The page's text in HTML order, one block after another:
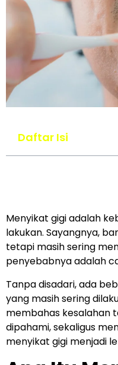
Daftar Isi
Menyikat gigi adalah
lakukan. Sayangnya,
tetapi masih sering
penyebabnya adalah
Tanpa disadari, ada
yang masih sering
membahas kesalahan
dipahami, sekaligus
menyikat gigi menjadi